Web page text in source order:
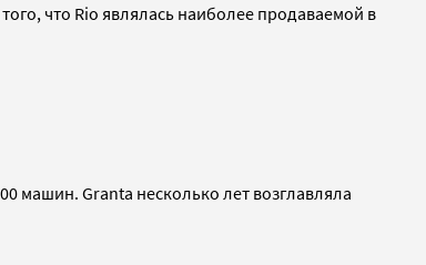
что Rio являлась наиболее продаваемой в
машин. Granta несколько лет возглавляла